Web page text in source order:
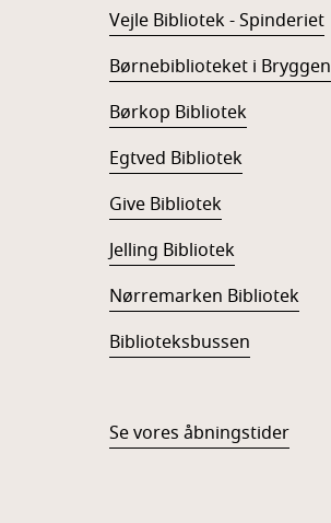
Vejle Bibliotek - Spinderiet
Børnebiblioteket i Bryggen
Børkop Bibliotek
Egtved Bibliotek
Give Bibliotek
Jelling Bibliotek
Nørremarken Bibliotek
Biblioteksbussen
Se vores åbningstider